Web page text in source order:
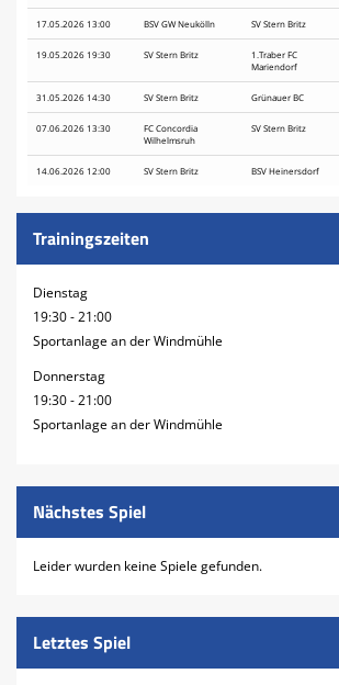
17.05.2026 13:00 BSV GW Neukölln SV Stern Britz
19.05.2026 19:30 SV Stern Britz
1.Traber FC
Mariendorf
31.05.2026 14:30 SV Stern Britz Grünauer BC
07.06.2026 13:30
FC Concordia
Wilhelmsruh
SV Stern Britz
14.06.2026 12:00 SV Stern Britz BSV Heinersdorf
Trainingszeiten
Dienstag
19:30 - 21:00
Sportanlage an der Windmühle
Donnerstag
19:30 - 21:00
Sportanlage an der Windmühle
Nächstes Spiel
Leider wurden keine Spiele gefunden.
Letztes Spiel